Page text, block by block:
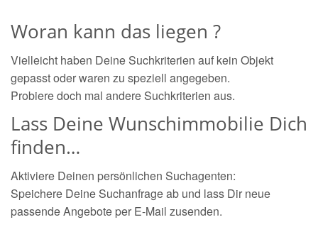
Woran kann das liegen ?
Vielleicht haben Deine Suchkriterien auf kein Objekt
gepasst oder waren zu speziell angegeben.
Probiere doch mal andere Suchkriterien aus.
Lass Deine Wunschimmobilie Dich
finden…
Aktiviere Deinen persönlichen Suchagenten:
Speichere Deine Suchanfrage ab und lass Dir neue
passende Angebote per E-Mail zusenden.